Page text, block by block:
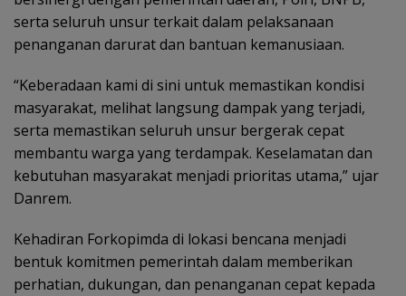
serta seluruh unsur terkait dalam pelaksanaan
penanganan darurat dan bantuan kemanusiaan.
“Keberadaan kami di sini untuk memastikan kondisi
masyarakat, melihat langsung dampak yang terjadi,
serta memastikan seluruh unsur bergerak cepat
membantu warga yang terdampak. Keselamatan dan
kebutuhan masyarakat menjadi prioritas utama,” ujar
Danrem.
Kehadiran Forkopimda di lokasi bencana menjadi
bentuk komitmen pemerintah dalam memberikan
perhatian, dukungan, dan penanganan cepat kepada